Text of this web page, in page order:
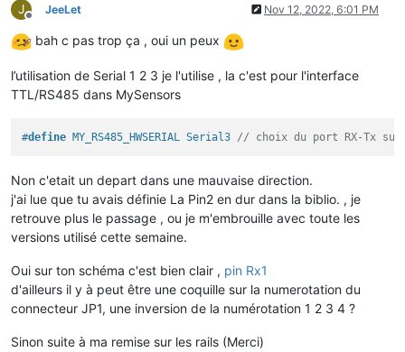
J
Offline
JeeLet Nov 12, 2022, 6:01 PM
bah c pas trop ça , oui un peux
l’utilisation de Serial 1 2 3 je l'utilise , la c'est pour l'interface
TTL/RS485 dans MySensors
#define MY_RS485_HWSERIAL Serial3 // choix du port RX-Tx sur
Non c'etait un depart dans une mauvaise direction.
j'ai lue que tu avais définie La Pin2 en dur dans la biblio. , je
retrouve plus le passage , ou je m'embrouille avec toute les
versions utilisé cette semaine.
Oui sur ton schéma c'est bien clair , pin Rx1
d'ailleurs il y à peut être une coquille sur la numerotation du
connecteur JP1, une inversion de la numérotation 1 2 3 4 ?
Sinon suite à ma remise sur les rails (Merci)